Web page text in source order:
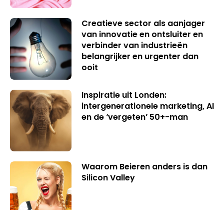
Creatieve sector als aanjager
van innovatie en ontsluiter en
verbinder van industrieën
belangrijker en urgenter dan
ooit
Inspiratie uit Londen:
intergenerationele marketing, AI
en de ‘vergeten’ 50+-man
Waarom Beieren anders is dan
Silicon Valley